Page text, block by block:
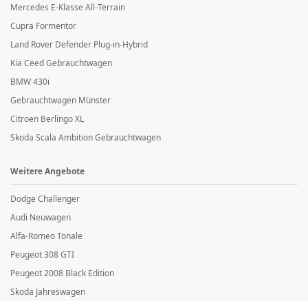
Mercedes E-Klasse All-Terrain
Cupra Formentor
Land Rover Defender Plug-in-Hybrid
Kia Ceed Gebrauchtwagen
BMW 430i
Gebrauchtwagen Münster
Citroen Berlingo XL
Skoda Scala Ambition Gebrauchtwagen
Weitere Angebote
Dodge Challenger
Audi Neuwagen
Alfa-Romeo Tonale
Peugeot 308 GTI
Peugeot 2008 Black Edition
Skoda Jahreswagen